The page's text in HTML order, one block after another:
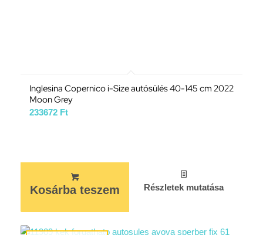
Inglesina Copernico i-Size autósülés 40-145 cm 2022
Moon Grey
233672 Ft
Kosárba teszem Részletek mutatása